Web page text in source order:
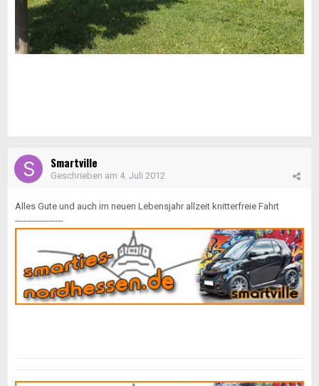
Smartville
Geschrieben am 4. Juli 2012
Alles Gute und auch im neuen Lebensjahr allzeit knitterfreie Fahrt
-----------------